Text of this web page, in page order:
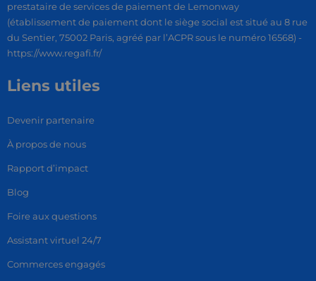
prestataire de services de paiement de Lemonway
(établissement de paiement dont le siège social est situé au 8 rue
du Sentier, 75002 Paris, agréé par l’ACPR sous le numéro 16568) -
https://www.regafi.fr/
Liens utiles
Devenir partenaire
À propos de nous
Rapport d’impact
Blog
Foire aux questions
Assistant virtuel 24/7
Commerces engagés